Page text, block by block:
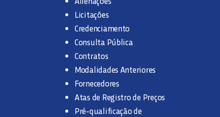
TROCA DE REDESLicitações
Credenciamento
Consulta Pública
Contratos
Modalidades Anteriores
Fornecedores
Atas de Registro de Preços
Pré-qualificação de